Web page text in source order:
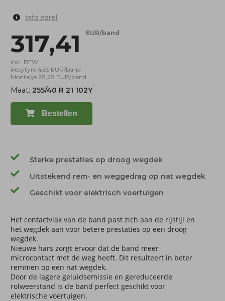
Info eprel
317,41 EUR/band
incl. BTW
Recytyre 4,55 EUR/band
Montage 28,28 EUR/band
Maat: 255/40 R 21 102Y
Bestellen
Sterke prestaties op droog wegdek
Uitstekend rem- en weggedrag op nat wegdek
Geschikt voor elektrisch voertuigen
Het contactvlak van de band past zich aan de rijstijl en
het wegdek aan voor betere prestaties op een droog
wegdek.
Nieuwe hars zorgt ervoor dat de band meer
microcontact met de weg heeft. Dit resulteert in beter
remmen op een nat wegdek.
Door de lagere geluidsemissie en gereduceerde
rolweerstand is de band perfect geschikt voor
elektrische voertuigen.